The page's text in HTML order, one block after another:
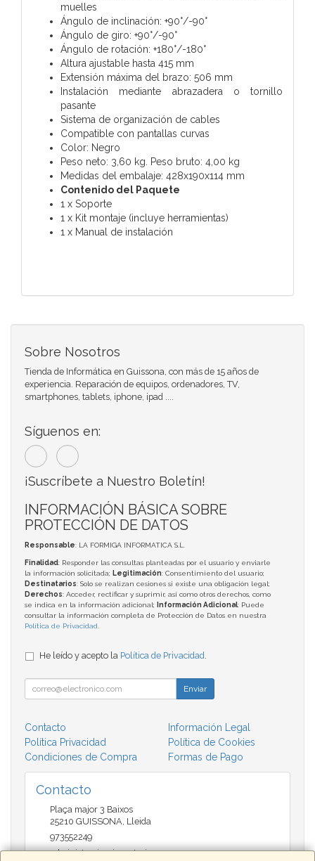
muelles
Ángulo de inclinación: +90°/-90°
Ángulo de giro: +90°/-90°
Ángulo de rotación: +180°/-180°
Altura ajustable hasta 415 mm
Extensión máxima del brazo: 506 mm
Instalación mediante abrazadera o tornillo
pasante
Sistema de organización de cables
Compatible con pantallas curvas
Color: Negro
Peso neto: 3,60 kg. Peso bruto: 4,00 kg
Medidas del embalaje: 428x190x114 mm
Contenido del Paquete
1 x Soporte
1 x Kit montaje (incluye herramientas)
1 x Manual de instalación
Sobre Nosotros
Tienda de Informática en Guissona, con más de 15 años de
experiencia. Reparación de equipos, ordenadores, TV,
smartphones, tablets, iphone, ipad ....
Síguenos en:
¡Suscríbete a Nuestro Boletín!
INFORMACIÓN BÁSICA SOBRE
PROTECCIÓN DE DATOS
Responsable: LA FORMIGA INFORMATICA S.L.
Finalidad: Responder las consultas planteadas por el usuario y enviarle
la información solicitada; Legitimación: Consentimiento del usuario;
Destinatarios: Solo se realizan cesiones si existe una obligación legal;
Derechos: Acceder, rectificar y suprimir, así como otros derechos, como
se indica en la información adicional;
Información Adicional: Puede
consultar la información completa de Protección de Datos en nuestra
Política de Privacidad
He leído y acepto la Política de Privacidad
Enviar
Contacto
Información Legal
Política Privacidad
Política de Cookies
Condiciones de Compra
Formas de Pago
Contacto
Plaça major 3 Baixos
25210 GUISSONA Lleida
973552249
administracio@insectari.com